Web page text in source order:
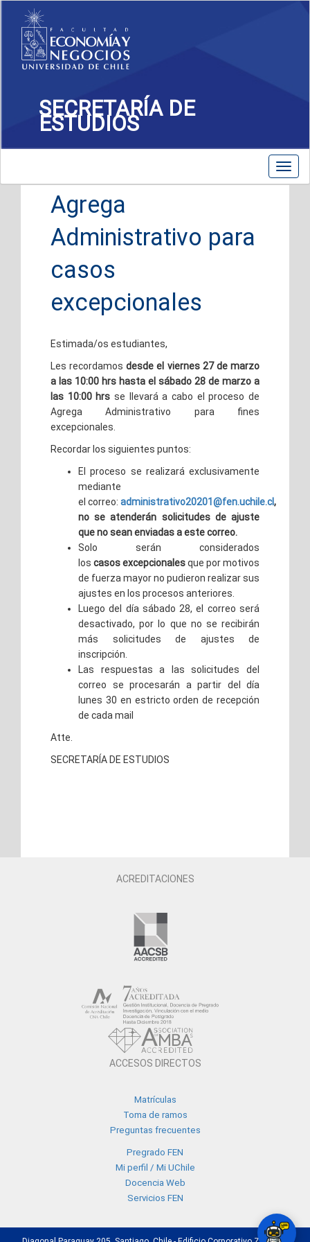
SECRETARÍA DE
ESTUDIOS
Agrega
Administrativo para
casos
excepcionales
Estimada/os estudiantes,
Les recordamosdesde el viernes 27 de marzo
a las 10:00 hrs hasta el sábado 28 de marzo a
las 10:00 hrs se llevará a cabo el proceso de
Agrega Administrativo para fines
excepcionales.
Recordar los siguientes puntos:
El proceso se realizará exclusivamente
mediante
el correo: administrativo20201@fen.uchile.cl,
no se atenderán solicitudes de ajuste
que no sean enviadas a este correo.
Solo serán considerados
los casos excepcionalesque por motivos
de fuerza mayor no pudieron realizar sus
ajustes en los procesos anteriores.
Luego del día sábado 28, el correo será
desactivado, por lo que no se recibirán
más solicitudes de ajustes de
inscripción.
Las respuestas a las solicitudes del
correo se procesarán a partir del día
lunes 30 en estricto orden de recepción
de cada mail
Atte.
SECRETARÍA DE ESTUDIOS
ACREDITACIONES
ACCESOS DIRECTOS
Matrículas
Toma de ramos
Preguntas frecuentes
Pregrado FEN
Mi perfil / Mi UChile
Docencia Web
Servicios FEN